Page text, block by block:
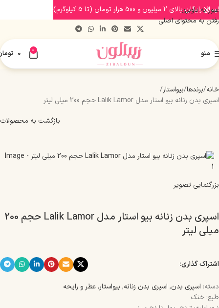
عبور به ناوبری
رفتن به محتوای اصلی
منو 0
0
خانه برندها بیواستار
اسپری بدن زنانه بیو استار مدل Lalik Lamor حجم 200 میلی لیتر
بازگشت به محصولات
بزرگنمایی تصویر
اسپری بدن زنانه بیو استار مدل Lalik Lamor حجم 200
میلی لیتر
اشتراک گذاری:
دسته: اسپری بدن, اسپری بدن زنانه, بیواستار,عطر و رایحه
طبع: خنک
ارسال رایگان بالای 2 میلیون و 500 هزار تومان (تا 5 کیلوگرم)